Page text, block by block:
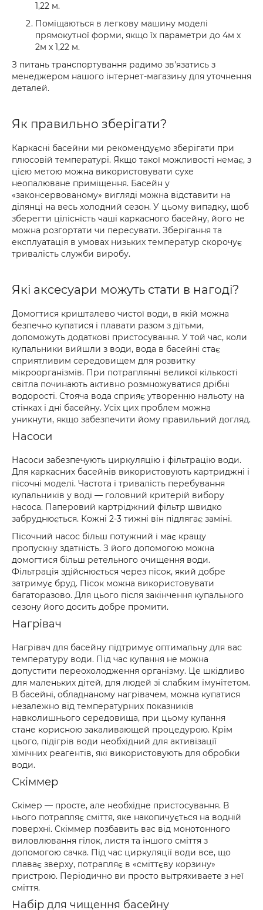
1,22 м.
Поміщаються в легкову машину моделі
прямокутної форми, якщо їх параметри до 4м х
2м х 1,22 м.
З питань транспортування радимо зв'язатись з
менеджером нашого інтернет-магазину для уточнення
деталей.
Як правильно зберігати?
Каркасні басейни ми рекомендуємо зберігати при
плюсовій температурі. Якщо такої можливості немає, з
цією метою можна використовувати сухе
неопалюване приміщення. Басейн у
«законсервованому» вигляді можна відставити на
ділянці на весь холодний сезон. У цьому випадку, щоб
зберегти цілісність чаші каркасного басейну, його не
можна розгортати чи пересувати. Зберігання та
експлуатація в умовах низьких температур скорочує
тривалість служби виробу.
Які аксесуари можуть стати в нагоді?
Домогтися кришталево чистої води, в якій можна
безпечно купатися і плавати разом з дітьми,
допоможуть додаткові пристосування. У той час, коли
купальники вийшли з води, вода в басейні стає
сприятливим середовищем для розвитку
мікроорганізмів. При потраплянні великої кількості
світла починають активно розмножуватися дрібні
водорості. Стояча вода сприяє утворенню нальоту на
стінках і дні басейну. Усіх цих проблем можна
уникнути, якщо забезпечити йому правильний догляд.
Насоси
Насоси забезпечують циркуляцію і фільтрацію води.
Для каркасних басейнів використовують картриджні і
пісочні моделі. Частота і тривалість перебування
купальників у воді — головний критерій вибору
насоса. Паперовий картріджний фільтр швидко
забруднюється. Кожні 2-3 тижні він підлягає заміні.
Пісочний насос більш потужний і має кращу
пропускну здатність. З його допомогою можна
домогтися більш ретельного очищення води.
Фільтрація здійснюється через пісок, який добре
затримує бруд. Пісок можна використовувати
багаторазово. Для цього після закінчення купального
сезону його досить добре промити.
Нагрівач
Нагрівач для басейну підтримує оптимальну для вас
температуру води. Під час купання не можна
допустити переохолодження організму. Це шкідливо
для маленьких дітей, для людей зі слабким імунітетом.
В басейні, обладнаному нагрівачем, можна купатися
незалежно від температурних показників
навколишнього середовища, при цьому купання
стане корисною закаливающей процедурою. Крім
цього, підігрів води необхідний для активізації
хімічних реагентів, які використовують для обробки
води.
Скіммер
Скімер — просте, але необхідне пристосування. В
нього потрапляє сміття, яке накопичується на водній
поверхні. Скіммер позбавить вас від монотонного
виловлювання гілок, листя та іншого сміття з
допомогою сачка. Під час циркуляції води все, що
плаває зверху, потрапляє в «сміттєву корзину»
пристрою. Періодично ви просто вытряхиваете з неї
сміття.
Набір для чищення басейну